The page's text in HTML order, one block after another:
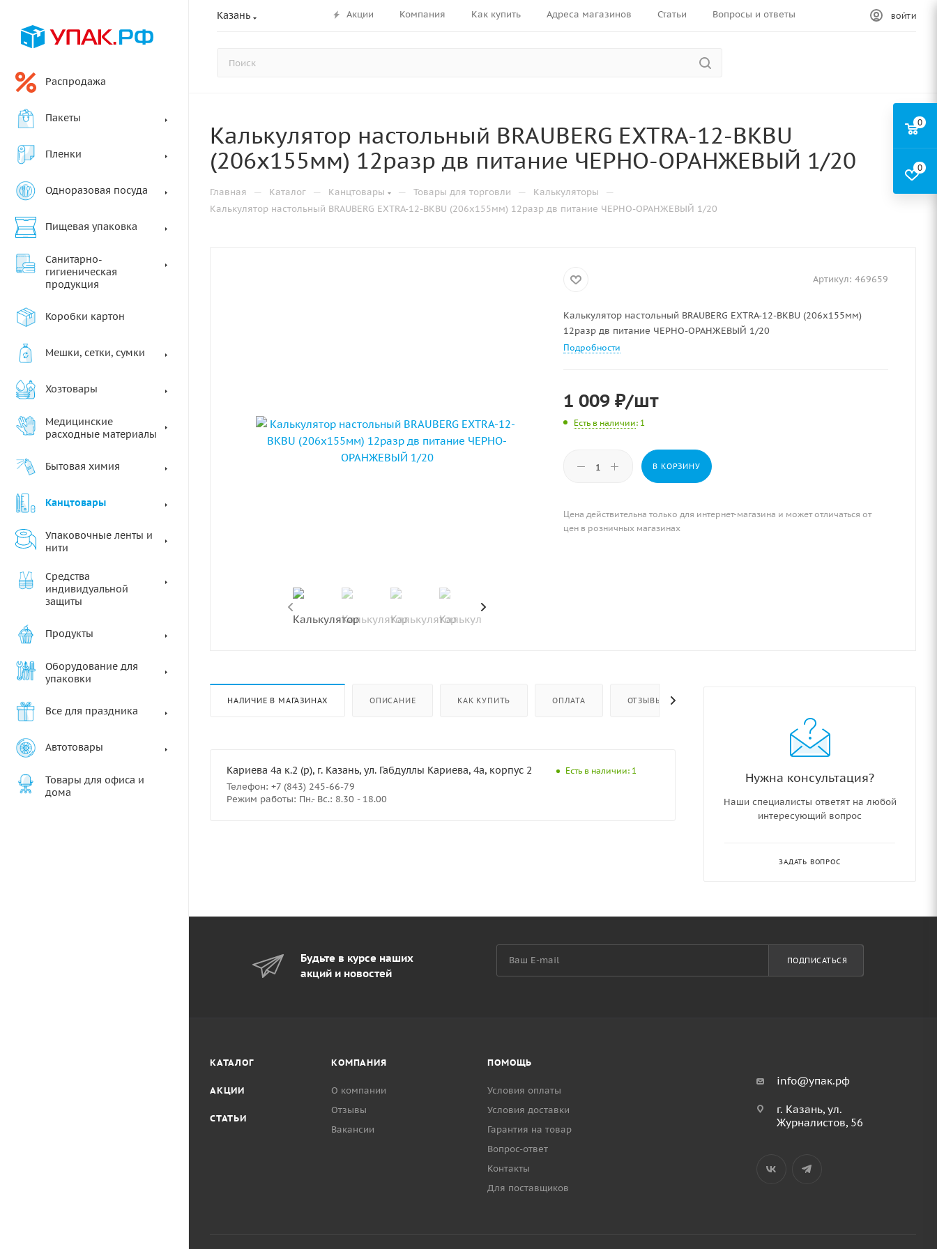
Казань Акции Компания Как купить Адреса магазинов Статьи Вопросы и ответы ВОЙТИ
Распродажа
Пакеты
Пленки
Одноразовая посуда
Пищевая упаковка
Санитарно-
гигиеническая
продукция
Коробки картон
Мешки, сетки, сумки
Хозтовары
Медицинские
расходные материалы
Бытовая химия
Канцтовары
Упаковочные ленты и
нити
Средства
индивидуальной
защиты
Продукты
Оборудование для
упаковки
Все для праздника
Автотовары
Товары для офиса и
дома
Калькулятор настольный BRAUBERG EXTRA-12-BKBU
(206x155мм) 12разр дв питание ЧЕРНО-ОРАНЖЕВЫЙ 1/20
Главная — Каталог — Канцтовары — Товары для торговли — Калькуляторы —
Калькулятор настольный BRAUBERG EXTRA-12-BKBU (206x155мм) 12разр дв питание ЧЕРНО-ОРАНЖЕВЫЙ 1/20
Артикул: 469659
Калькулятор настольный BRAUBERG EXTRA-12-BKBU (206x155мм)
12разр дв питание ЧЕРНО-ОРАНЖЕВЫЙ 1/20
Подробности
1 009₽/шт
Есть в наличии: 1
В КОРЗИНУ
Цена действительна только для интернет-магазина и может отличаться от
цен в розничных магазинах
НАЛИЧИЕ В МАГАЗИНАХ ОПИСАНИЕ КАК КУПИТЬ ОПЛАТА ОТЗЫВЫ
Кариева 4а к.2 (р), г. Казань, ул. Габдуллы Кариева, 4а, корпус 2
Телефон: +7 (843) 245-66-79
Режим работы: Пн.- Вс.: 8.30 - 18.00
Есть в наличии: 1 Нужна консультация?
Наши специалисты ответят на любой
интересующий вопрос
ЗАДАТЬ ВОПРОС
Будьте в курсе наших
акций и новостей
ПОДПИСАТЬСЯ
КАТАЛОГ
АКЦИИ
СТАТЬИ
КОМПАНИЯ
О компании
Отзывы
Вакансии
ПОМОЩЬ
Условия оплаты
Условия доставки
Гарантия на товар
Вопрос-ответ
Контакты
Для поставщиков
info@упак.рф
г. Казань, ул.
Журналистов, 56
0
0